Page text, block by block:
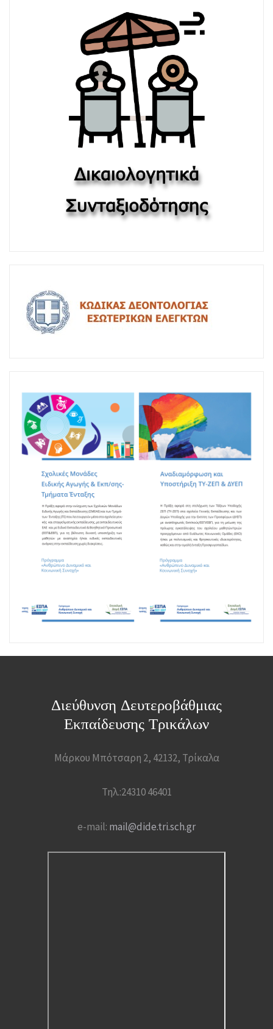
Διεύθυνση Δευτεροβάθμιας
Εκπαίδευσης Τρικάλων
Μάρκου Μπότσαρη 2, 42132, Τρίκαλα
Τηλ.:24310 46401
e-mail: mail@dide.tri.sch.gr